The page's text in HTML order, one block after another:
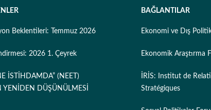
Beklentileri: Temmuz 2026
2026 1. Çeyrek
İSTİHDAMDA” (NEET)
YENİDEN DÜŞÜNÜLMESİ
BAĞLANTILAR
Ekonomi ve Dış
Ekonomik Araştırma
İRİS: Institut de
Stratégiques